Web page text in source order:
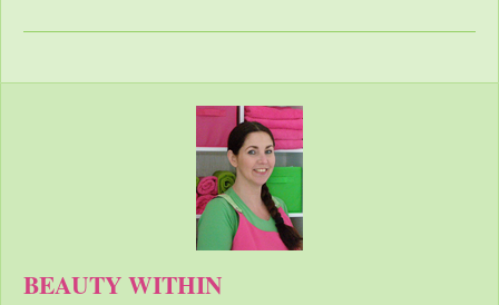
BEAUTY WITHIN